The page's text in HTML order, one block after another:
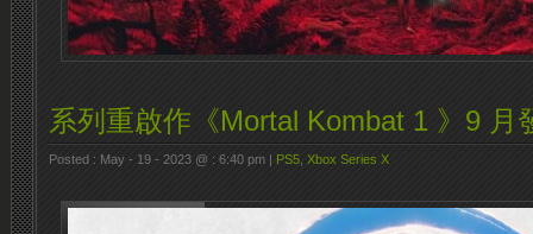
系列重啟作《Mortal Kombat 1 》9 月
Posted : May - 19 - 2023 @ : 6:40 pm | PS5 Xbox Series X